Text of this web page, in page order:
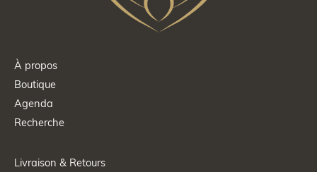
À propos
Boutique
Agenda
Recherche
Livraison & Retours